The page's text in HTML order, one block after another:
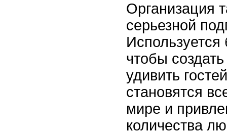
Организация
серьезной
чтобы
удивить
становятся
мире и
количества